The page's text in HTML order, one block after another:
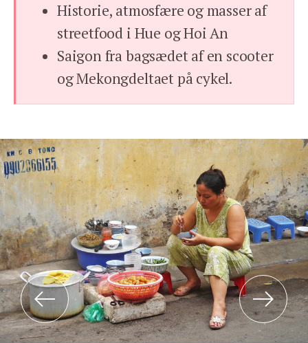
Historie, atmosfære og masser af
streetfood i Hue og Hoi An
Saigon fra bagsædet af en scooter
og Mekongdeltaet på cykel.
Previous Next